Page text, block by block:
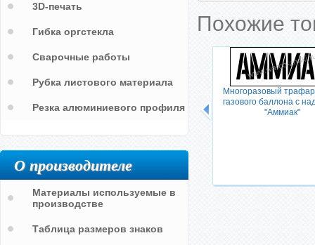
Похожие
Многоразовый
газового баллона с
"Аммиак"
3D-печать
Гибка оргстекла
Сварочные работы
Рубка листового материала
Резка алюминиевого профиля
О производителе
Материалы используемые в
производстве
Таблица размеров знаков